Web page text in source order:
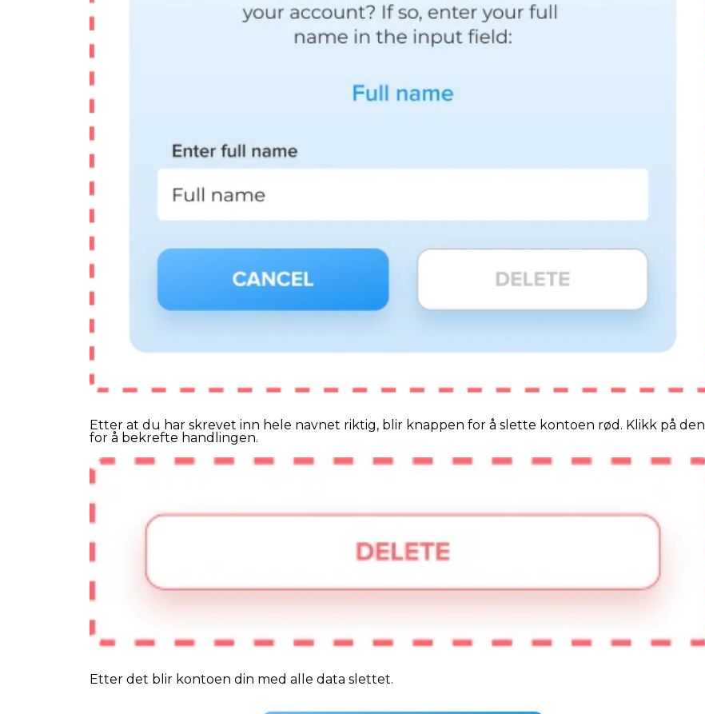
Etter at du har skrevet inn hele navnet riktig, blir knappen for å slette kontoen rød. Klikk på den
for å bekrefte handlingen.
Etter det blir kontoen din med alle data slettet.